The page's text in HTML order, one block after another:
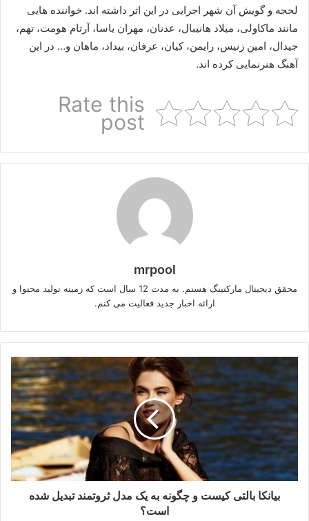
لحجه و گویش آن شهر اجرایی در این اثر داشته اند. خواننده هایی
مانند ماکاولی، میلاد هانیبال، عدنان، مهران یاسا، آرتام هومت، تهم،
جیدال، امین زنیس، رایمن، کیان، عرفان، بیداد، ماهان و… در این
آهنگ هنرنمایی کرده اند.
Rate this
post
mrpool
محقق دیجیتال مارکتینگ هستم. به مدت 12 سال است که زمینه تولید محتوا و
ارائه اخبار جدید فعالیت می کنم.
بیانکا بالتی کیست و چگونه به یک مدل ثروتمند تبدیل شده
است؟